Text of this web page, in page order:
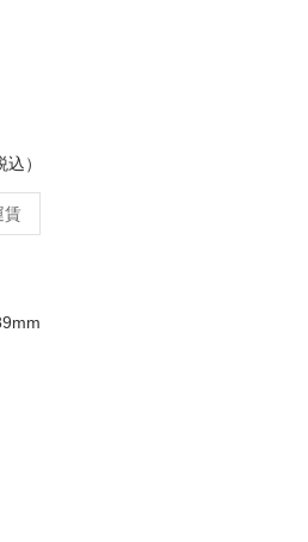
）
賃